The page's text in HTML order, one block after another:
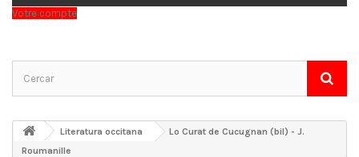
Votre compte
Literatura occitana
Lo Curat de Cucugnan (bil) - J.
Roumanille